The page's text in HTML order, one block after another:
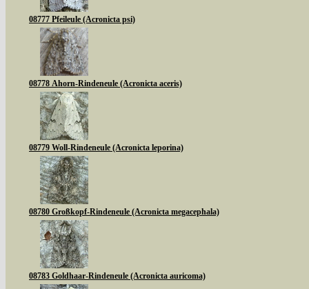
08777 Pfeileule (Acronicta psi)
08778 Ahorn-Rindeneule (Acronicta aceris)
08779 Woll-Rindeneule (Acronicta leporina)
08780 Großkopf-Rindeneule (Acronicta megacephala)
08783 Goldhaar-Rindeneule (Acronicta auricoma)